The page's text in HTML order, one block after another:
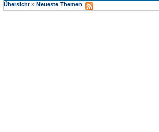
Übersicht » Neueste Themen